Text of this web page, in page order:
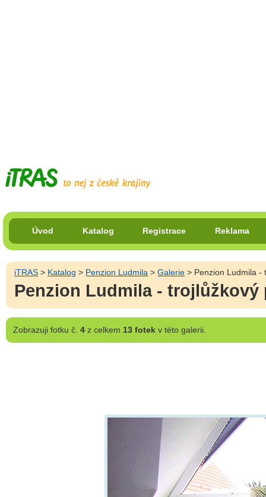
Úvod Katalog Registrace Reklama
iTRAS > Katalog > Penzion Ludmila >Galerie > Penzion Ludmila -
Penzion Ludmila - trojlůžkový
Zobrazujifotku č. 4z celkem 13 fotekv této galerii.